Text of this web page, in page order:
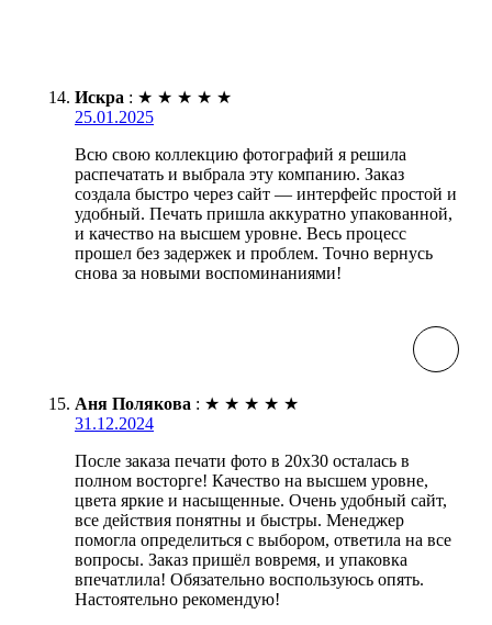
Искра : ★ ★ ★ ★ ★
25.01.2025
Всю свою коллекцию фотографий я решила
распечатать и выбрала эту компанию. Заказ
создала быстро через сайт — интерфейс простой и
удобный. Печать пришла аккуратно упакованной,
и качество на высшем уровне. Весь процесс
прошел без задержек и проблем. Точно вернусь
снова за новыми воспоминаниями!
Аня Полякова : ★ ★ ★ ★ ★
31.12.2024
После заказа печати фото в 20х30 осталась в
полном восторге! Качество на высшем уровне,
цвета яркие и насыщенные. Очень удобный сайт,
все действия понятны и быстры. Менеджер
помогла определиться с выбором, ответила на все
вопросы. Заказ пришёл вовремя, и упаковка
впечатлила! Обязательно воспользуюсь опять.
Настоятельно рекомендую!